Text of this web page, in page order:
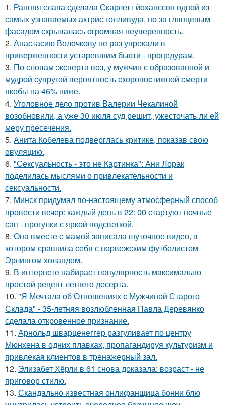
1. Ранняя слава сделала Скарлетт йоханссон одной из
самых узнаваемых актрис голливуда, но за глянцевым
фасадом скрывалась огромная неуверенность.
2. Анастасию Волочкову не раз упрекали в
приверженности устаревшим бьюти - процедурам.
3. По словам эксперта воз, у мужчин с образованной и
мудрой супругой вероятность скоропостижной смерти
якобы на 46% ниже.
4. Уголовное дело против Валерии Чекалиной
возобновили, а уже 30 июля суд решит, ужесточать ли ей
меру пресечения.
5. Анита Кобелева подверглась критике, показав свою
овуляцию.
6. "Сексуальность - это не Картинка": Ани Лорак
поделилась мыслями о привлекательности и
сексуальности.
7. Минск придумал по-настоящему атмосферный способ
провести вечер: каждый день в 22: 00 стартуют ночные
сап - прогулки с яркой подсветкой.
8. Она вместе с мамой записала шуточное видео, в
котором сравнила себя с норвежским футболистом
Эрлингом холандом.
9. В интернете набирает популярность максимально
простой рецепт летнего десерта.
10. "Я Мечтала об Отношениях с Мужчиной Старого
Склада" - 35-летняя возлюбленная Павла Деревянко
сделала откровенное признание.
11. Арнольд шварценеггер разгуливает по центру
Мюнхена в одних плавках, пропагандируя культуризм и
привлекая клиентов в тренажерный зал.
12. Элизабет Хёрли в 61 снова доказала: возраст - не
приговор стилю.
13. Скандально известная онлифанщица бонни блю